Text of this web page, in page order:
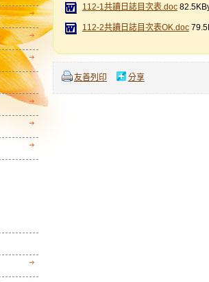
112-1共讀日誌目次表.doc
112-2共讀日誌目次表OK.doc
友善列印 分享